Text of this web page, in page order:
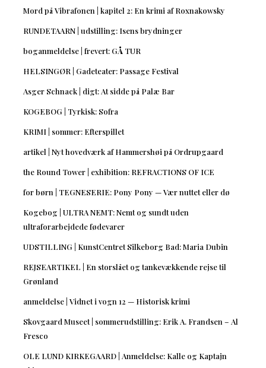
Mord på Vibrafonen | kapitel 2: En krimi af Roxnakowsky
RUNDETAARN | udstilling: Isens brydninger
boganmeldelse | frevert: GÅ TUR
HELSINGØR | Gadeteater: Passage Festival
Asger Schnack | digt: At sidde på Palæ Bar
KOGEBOG | Tyrkisk: Sofra
KRIMI | sommer: Efterspillet
artikel | Nyt hovedværk af Hammershøi på Ordrupgaard
the Round Tower | exhibition: REFRACTIONS OF ICE
for børn | TEGNESERIE: Pony Pony — Vær nuttet eller dø
Kogebog | ULTRA NEMT: Nemt og sundt uden
ultraforarbejdede fødevarer
UDSTILLING | KunstCentret Silkeborg Bad: Maria Dubin
REJSEARTIKEL | En storslået og tankevækkende rejse til
Grønland
anmeldelse | Vidnet i vogn 12 — Historisk krimi
Skovgaard Museet | sommerudstilling: Erik A. Frandsen – Al
Fresco
OLE LUND KIRKEGAARD | Anmeldelse: Kalle og Kaptajn